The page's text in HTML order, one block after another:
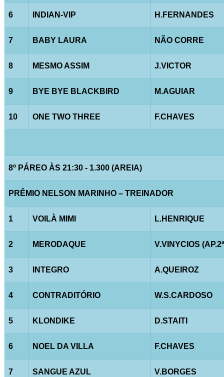
6 INDIAN-VIP H.FERNANDES
7 BABY LAURA NÃO CORRE
8 MESMO ASSIM J.VICTOR
9 BYE BYE BLACKBIRD M.AGUIAR
10 ONE TWO THREE F.CHAVES
8º PÁREO ÀS 21:30 - 1.300 (AREIA)
PRÊMIO NELSON MARINHO – TREINADOR
1 VOILÀ MIMI L.HENRIQUE
2 MERODAQUE V.VINYCIOS
3 INTEGRO A.QUEIROZ
4 CONTRADITÓRIO W.S.CARDOSO
5 KLONDIKE D.STAITI
6 NOEL DA VILLA F.CHAVES
7 SANGUE AZUL V.BORGES